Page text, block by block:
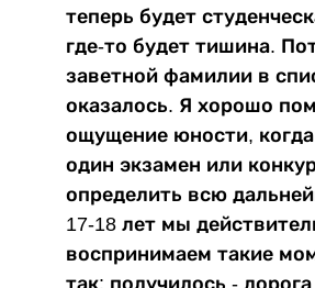
теперь будет
где-то будет тишина.
заветной фамилии в
оказалось. Я хорошо
ощущение юности,
один экзамен или
определить всю
17-18 лет мы
воспринимаем такие